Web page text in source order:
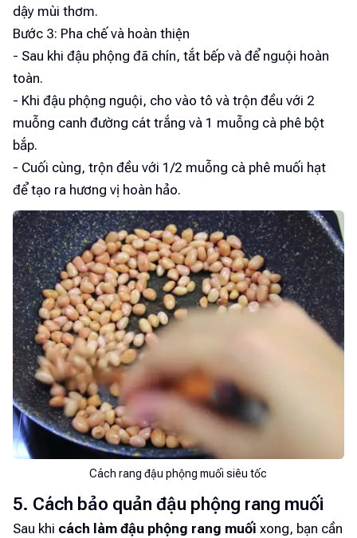
dậy mùi thơm.
Bước 3: Pha chế và hoàn thiện
- Sau khi đậu phộng đã chín, tắt bếp và để nguội hoàn
toàn.
- Khi đậu phộng nguội, cho vào tô và trộn đều với 2
muỗng canh đường cát trắng và 1 muỗng cà phê bột
bắp.
- Cuối cùng, trộn đều với 1/2 muỗng cà phê muối hạt
để tạo ra hương vị hoàn hảo.
Cách rang đậu phộng muối siêu tốc
5. Cách bảo quản đậu phộng rang muối
Sau khi cách làm đậu phộng rang muối xong, bạn cần